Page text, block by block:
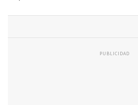
PUBLICIDAD